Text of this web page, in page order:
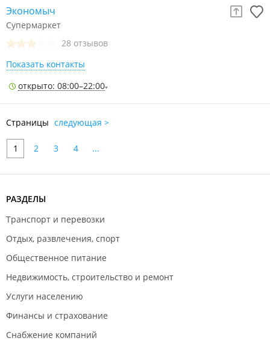
Экономыч
Супермаркет
28 отзывов
Показать контакты
открыто: 08:00–22:00
Страницы следующая >
1 2 3 4 ...
РАЗДЕЛЫ
Транспорт и перевозки
Отдых, развлечения, спорт
Общественное питание
Недвижимость, строительство и ремонт
Услуги населению
Финансы и страхование
Снабжение компаний